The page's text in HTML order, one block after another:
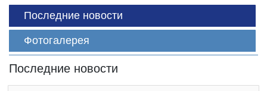
Последние новости
Фотогалерея
Последние новости